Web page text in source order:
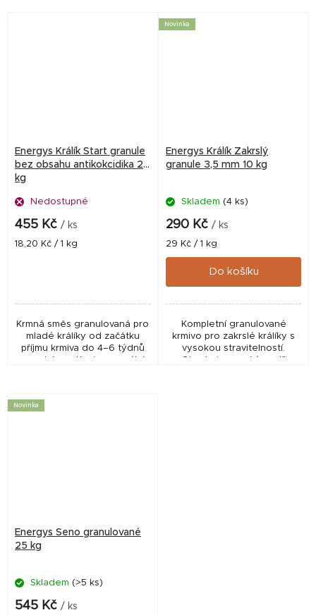
Energys Králík Start granule
bez obsahu antikokcidika 25
kg
Nedostupné
455 Kč / ks
Měrná
18,20 Kč / 1 kg
Krmná směs granulovaná pro
mladé králíky od začátku
příjmu krmiva do 4–6 týdnů
Novinka
Energys Králík Zakrslý
granule 3,5 mm 10 kg
Skladem (4 ks)
290 Kč / ks
Měrná
cena:
29 Kč / 1 kg
Do košíku
Kompletní granulované
krmivo pro zakrslé králíky s
vysokou stravitelností.
Novinka
Energys Seno granulované
25 kg
Skladem (>5 ks)
545 Kč / ks